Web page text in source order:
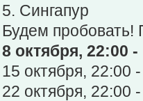
5. Сингапур
Будем
8 октября, 22:00
15 октября, 22:00
22 октября, 22:00